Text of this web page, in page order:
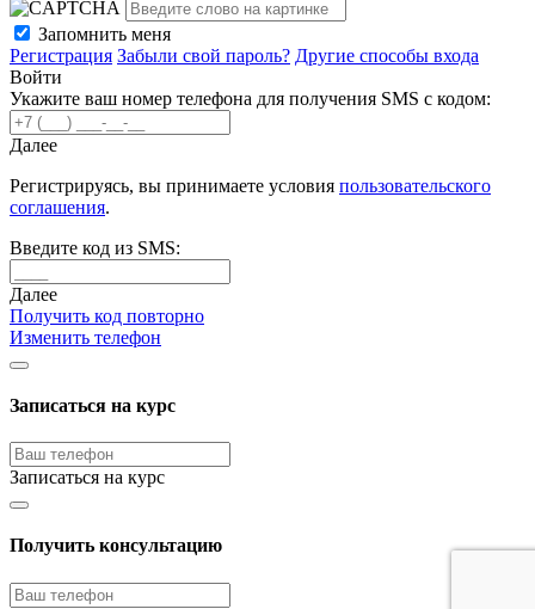
Запомнить меня
Регистрация Забыли свой пароль? Другие способы входа
Войти
Укажите ваш номер телефона для получения SMS с кодом:
Далее
Регистрируясь, вы принимаете условия пользовательского
соглашения.
Введите код из SMS:
Далее
Получить код повторно
Изменить телефон
Записаться на курс
Записаться на курс
Получить консультацию